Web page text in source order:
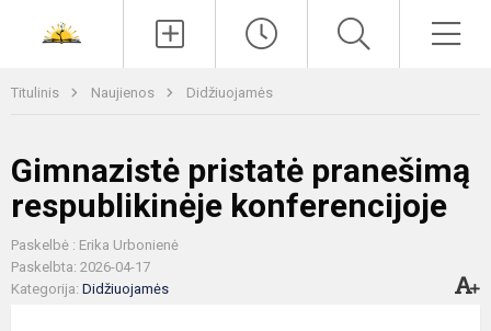
Titulinis Naujienos Didžiuojamės
Gimnazistė pristatė pranešimą
respublikinėje konferencijoje
Paskelbė : Erika Urbonienė
Paskelbta: 2026-04-17
Kategorija: Didžiuojamės